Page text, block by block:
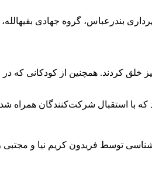
بندرعباس، گروه جهادی
خلق کردند. همچنین از
که با استقبال شرکت‌کنندگان
توسط فریدون کریم نیا و